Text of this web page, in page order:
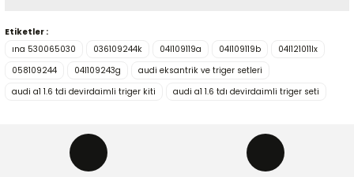
Bu ürünün fiyat bilgisi, resim, ürün açıklamalarında ve diğer
konularda yetersiz gördüğünüz noktaları öneri formunu
kullanarak tarafımıza iletebilirsiniz.
Ürün açıklamasında eksik bilgiler bulunuyor.
Ürün bilgilerinde hatalar bulunuyor.
Etiketler :
ına 530065030
036109244k 04l109119a 04l109119b
04l121011lx
058109244
04l109243g
audi eksantrik ve triger setleri
audi a1 1.6 tdi devirdaimli triger kiti
audi a1 1.6 tdı devirdaimli triger seti